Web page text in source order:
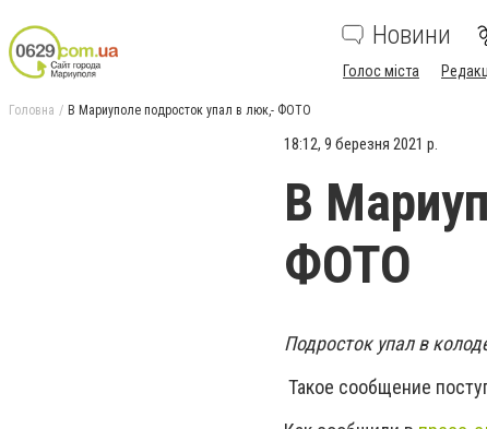
Новини
Голос міста
Головна В Мариуполе подросток упал в люк,- ФОТО
18:12, 9 березня 2021 р.
В
ФОТО
Подросток упал в
Такое сообщение